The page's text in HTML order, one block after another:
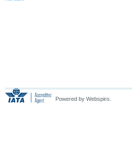
Powered by Webspiro.